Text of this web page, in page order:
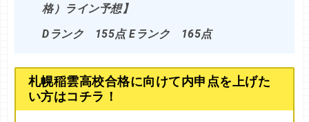
格）ライン予想】
Dランク 155点 Eランク 165点
札幌稲雲高校合格に向けて内申点を上げた
い方はコチラ！